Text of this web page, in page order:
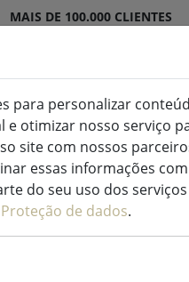
MAIS DE 100.000 CLIENTES
para interior e exterior
para personalizar
e otimizar nosso serviço
site com nossos
essas informações
do seu uso dos
Proteção de dados.